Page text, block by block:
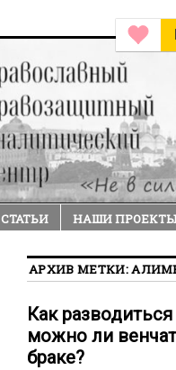
СТАТЬИ НАШИ
АРХИВ МЕТКИ:
Как
можно ли
браке?